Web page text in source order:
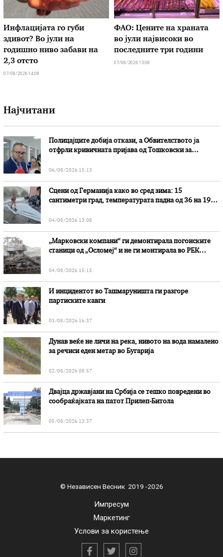
Инфлацијата го губи
здивот? Во јули на
годишно ниво забави на
2,3 отсто
07/08/2026 14:08
ФАО: Цените на храната
во јули највисоки во
последните три години
07/08/2026 13:08
Најчитани
Полицајците добија откази, а Обвителството ја
отфрли кривичната пријава од Тошковски за
06/08/2026 15:13
Сцени од Германија како во сред зима: 15
сантиметри град, температурата падна од 36 на 19
04/08/2026 13:08
„Марковски компани“ ги демонтирала погонските
станици од „Осломеј“ и не ги монтирала во РЕК
04/08/2026 15:15
И инцидентот во Ташмаруништa ги разгоре
партиските кавги
03/08/2026 16:37
Дунав веќе не личи на река, нивото на вода намалено
за речиси еден метар во Бугарија
02/08/2026 08:57
Двајца државјани на Србија се тешко повредени во
сообраќајката на патот Прилеп-Битола
05/08/2026 13:37
© Независен Весник 2019 -2026
Импресум
Маркетинг
Услови за користење